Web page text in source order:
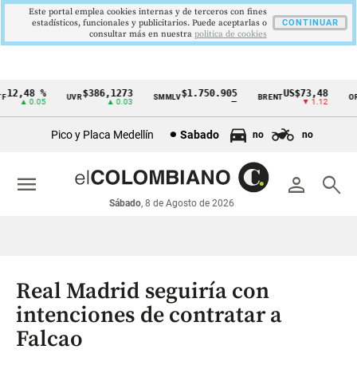
Cintillo
económicos
Colombia
%
▲ 0.05
UVR$386,1273
▲ 0.03
SMMLV$1.750.905 BRENTUS$73,48
▼ 1.12
ORO
Pico y Placa Medellín Sabado no no
person search
Sábado, 8 de Agosto de 2026
menu
Real Madrid seguiría con
intenciones de contratar a
Falcao
Este portal emplea cookies internas y de terceros con fines
estadísticos, funcionales y publicitarios. Puede aceptarlas o
consultar más en nuestra politica de cookies
CONTINUAR